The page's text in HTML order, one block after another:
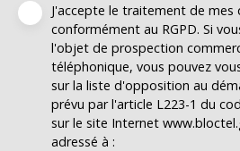
J'accepte le traitement de mes
conformément au RGPD. Si
l'objet de prospection
téléphonique, vous pouvez
sur la liste d'opposition au
prévu par l'article L223-1 du
sur le site Internet
adressé à :